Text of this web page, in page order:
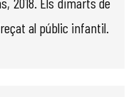
al públic infantil.